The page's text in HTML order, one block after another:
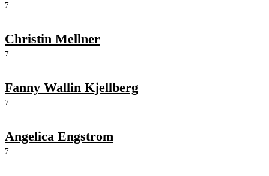
7
Christin Mellner
7
Fanny Wallin Kjellberg
7
Angelica Engstrom
7